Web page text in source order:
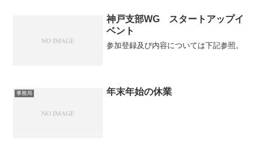
神戸支部WG スタートアップイ
ベント
参加登録及び内容については下記参照。
事務局 年末年始の休業